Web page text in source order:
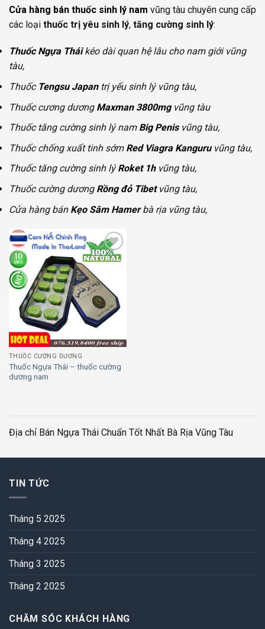
Cửa hàng bán thuốc sinh lý nam vũng tàu chuyên cung cấp
các loại thuốc trị yêu sinh lý, tăng cường sinh lý:
Thuốc Ngựa Thái kéo dài quan hệ lâu cho nam giới vũng
tàu,
Thuốc Tengsu Japantrị yếu sinh lý vũng tàu,
Thuốc cương dương Maxman 3800mgvũng tàu
Thuốc tăng cường sinh lý nam Big Penisvũng tàu,
Thuốc chống xuất tinh sớm Red Viagra Kanguruvũng tàu,
Thuốc tăng cường sinh lýRoket 1hvũng tàu,
Thuốc cường dươngRồng đỏ Tibetvũng tàu,
Cửa hàng bán Kẹo Sâm Hamerbà rịa vũng tàu,
Add to
wishlist
THUỐC CƯỜNG DƯƠNG
Thuốc Ngựa Thái – thuốc cường
dương nam
Địa chỉ Bán Ngựa Thái Chuẩn Tốt Nhất Bà Rịa Vũng Tàu
TIN TỨC
Tháng 5 2025
Tháng 4 2025
Tháng 3 2025
Tháng 2 2025
CHĂM SÓC KHÁCH HÀNG